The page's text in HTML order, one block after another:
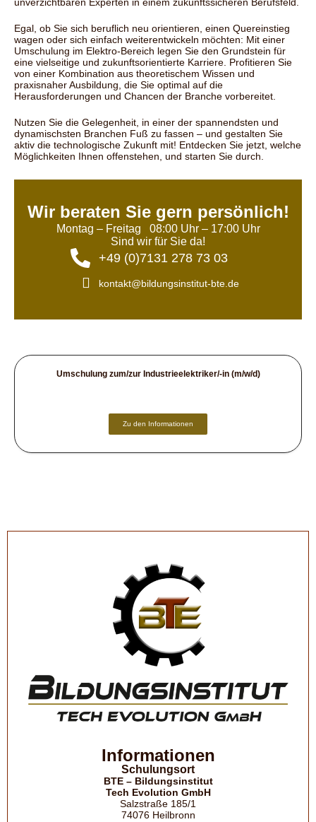
Egal, ob Sie sich beruflich neu orientieren, einen Quereinstieg
wagen oder sich einfach weiterentwickeln möchten: Mit einer
Umschulung im Elektro-Bereich legen Sie den Grundstein für
eine vielseitige und zukunftsorientierte Karriere. Profitieren Sie
von einer Kombination aus theoretischem Wissen und
praxisnaher Ausbildung, die Sie optimal auf die
Herausforderungen und Chancen der Branche vorbereitet.
Nutzen Sie die Gelegenheit, in einer der spannendsten und
dynamischsten Branchen Fuß zu fassen – und gestalten Sie
aktiv die technologische Zukunft mit! Entdecken Sie jetzt, welche
Möglichkeiten Ihnen offenstehen, und starten Sie durch.
Wir beraten Sie gern persönlich!
Montag – Freitag 08:00 Uhr – 17:00 Uhr
Sind wir für Sie da!
+49 (0)7131 278 73 03
kontakt@bildungsinstitut-bte.de
Umschulung zum/zur Industrieelektriker/-in (m/w/d)
Zu den Informationen
Informationen
Schulungsort
BTE – Bildungsinstitut
Tech Evolution GmbH
Salzstraße 185/1
74076 Heilbronn